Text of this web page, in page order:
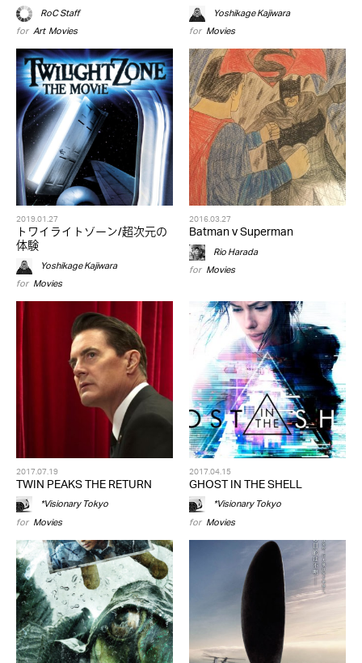
RoC Staff
for Art,Movies
Yoshikage Kajiwara
for Movies
2019.01.27
トワイライトゾーン/超次元の
体験
Yoshikage Kajiwara
for Movies
2016.03.27
Batman v Superman
Rio Harada
for Movies
2017.07.19
TWIN PEAKS THE RETURN
*Visionary Tokyo
for Movies
2017.04.15
GHOST IN THE SHELL
*Visionary Tokyo
for Movies